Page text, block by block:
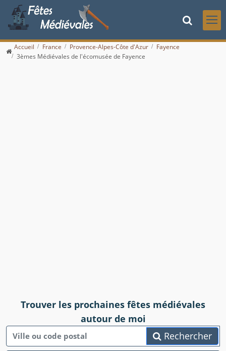
Accueil France Provence-Alpes-Côte d'Azur
Fayence
3èmes Médiévales de l'écomusée de Fayence
Trouver les prochaines fêtes médiévales
autour de moi
Rechercher